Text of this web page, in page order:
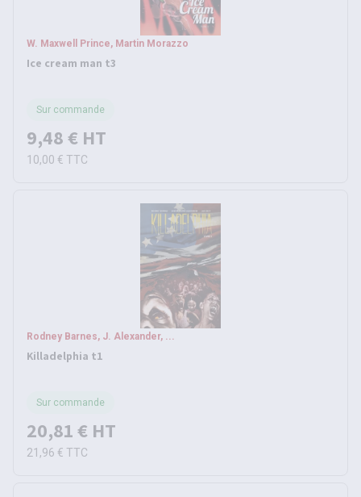
W. Maxwell Prince, Martin Morazzo
Ice cream man t3
Sur commande
9,48 € HT
10,00 € TTC
Rodney Barnes, J. Alexander, ...
Killadelphia t1
Sur commande
20,81 € HT
21,96 € TTC